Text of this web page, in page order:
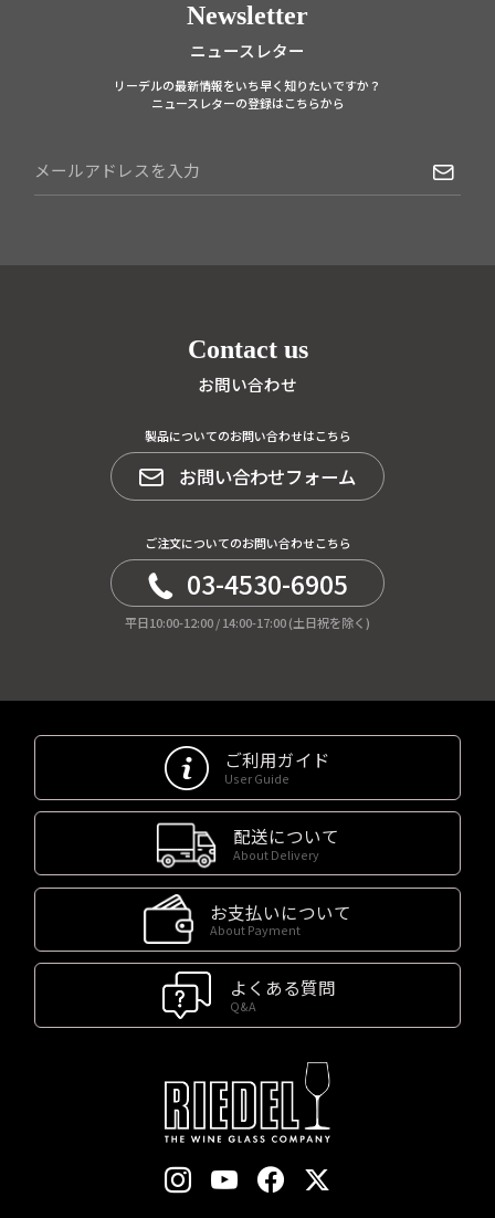
Newsletter
ニュースレター
リーデルの最新情報をいち早く知りたいですか？
ニュースレターの登録はこちらから
Contact us
お問い合わせ
製品についてのお問い合わせはこちら
お問い合わせフォーム
ご注文についてのお問い合わせこちら
03-4530-6905
平日10:00-12:00 / 14:00-17:00 (土日祝を除く)
ご利用ガイド
User Guide
配送について
About Delivery
お支払いについて
About Payment
よくある質問
Q&A